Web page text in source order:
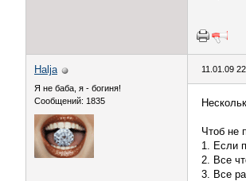
Halja
Я не баба, я - богиня!
Сообщений: 1835
11.01.09
Чтоб не
1. Если
2. Все
3. Все